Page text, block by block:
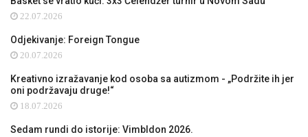
22.07.2026
Odjekivanje: Foreign Tongue
20.07.2026
Kreativno izražavanje kod osoba sa autizmom - „Podržite ih jer
oni podržavaju druge!“
18.07.2026
Sedam rundi do istorije: Vimbldon 2026.